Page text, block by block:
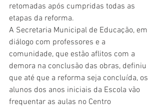
retomadas após cumpridas todas as
etapas da reforma.
A Secretaria Municipal de Educação, em
diálogo com professores e a
comunidade, que estão aflitos com a
demora na conclusão das obras, definiu
que até que a reforma seja concluída, os
alunos dos anos iniciais da Escola vão
frequentar as aulas no Centro